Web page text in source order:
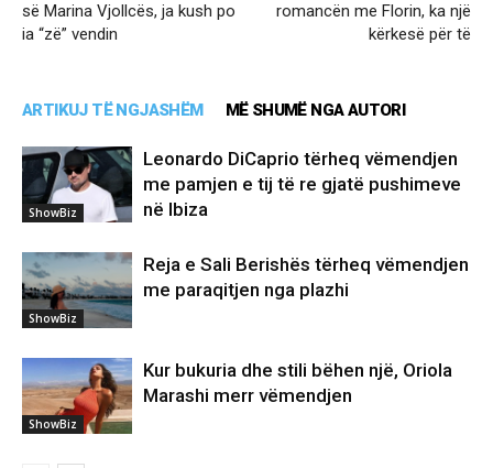
së Marina Vjollcës, ja kush po
ia “zë” vendin
romancën me Florin, ka një
kërkesë për të
ARTIKUJ TË NGJASHËM MË SHUMË NGA AUTORI
ShowBiz
Leonardo DiCaprio tërheq vëmendjen
me pamjen e tij të re gjatë pushimeve
në Ibiza
ShowBiz
Reja e Sali Berishës tërheq vëmendjen
me paraqitjen nga plazhi
ShowBiz
Kur bukuria dhe stili bëhen një, Oriola
Marashi merr vëmendjen